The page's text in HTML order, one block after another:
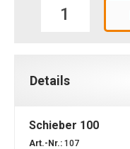
Details
Schieber 100
Art.-Nr.: 107